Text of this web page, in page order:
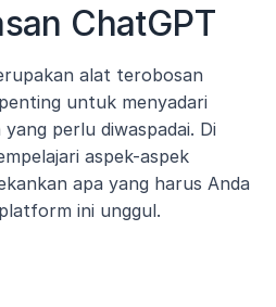
ChatGPT
alat terobosan
untuk menyadari
perlu diwaspadai. Di
aspek-aspek
apa yang harus Anda
ini unggul.